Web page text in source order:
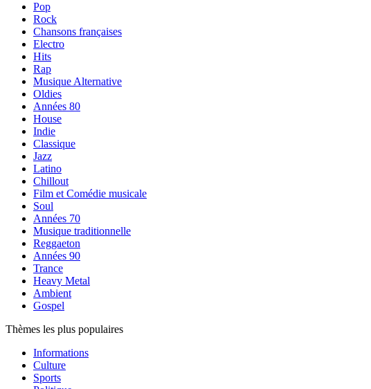
Pop
Rock
Chansons françaises
Electro
Hits
Rap
Musique Alternative
Oldies
Années 80
House
Indie
Classique
Jazz
Latino
Chillout
Film et Comédie musicale
Soul
Années 70
Musique traditionnelle
Reggaeton
Années 90
Trance
Heavy Metal
Ambient
Gospel
Thèmes les plus populaires
Informations
Culture
Sports